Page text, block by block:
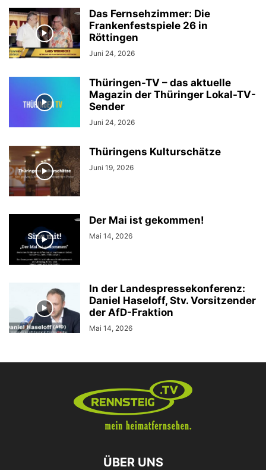
Das Fernsehzimmer: Die
Frankenfestspiele 26 in
Röttingen
Juni 24, 2026
Thüringen-TV – das aktuelle
Magazin der Thüringer Lokal-TV-
Sender
Juni 24, 2026
Thüringens Kulturschätze
Juni 19, 2026
Der Mai ist gekommen!
Mai 14, 2026
In der Landespressekonferenz:
Daniel Haseloff, Stv. Vorsitzender
der AfD-Fraktion
Mai 14, 2026
ÜBER UNS